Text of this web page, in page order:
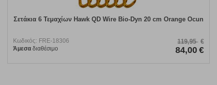
Σετάκια 6 Τεμαχίων Hawk QD Wire Bio-Dyn 20 cm Orange Ocun
Κωδικός: FRE-18306
Άμεσα διαθέσιμο
119,95 €
84,00 €